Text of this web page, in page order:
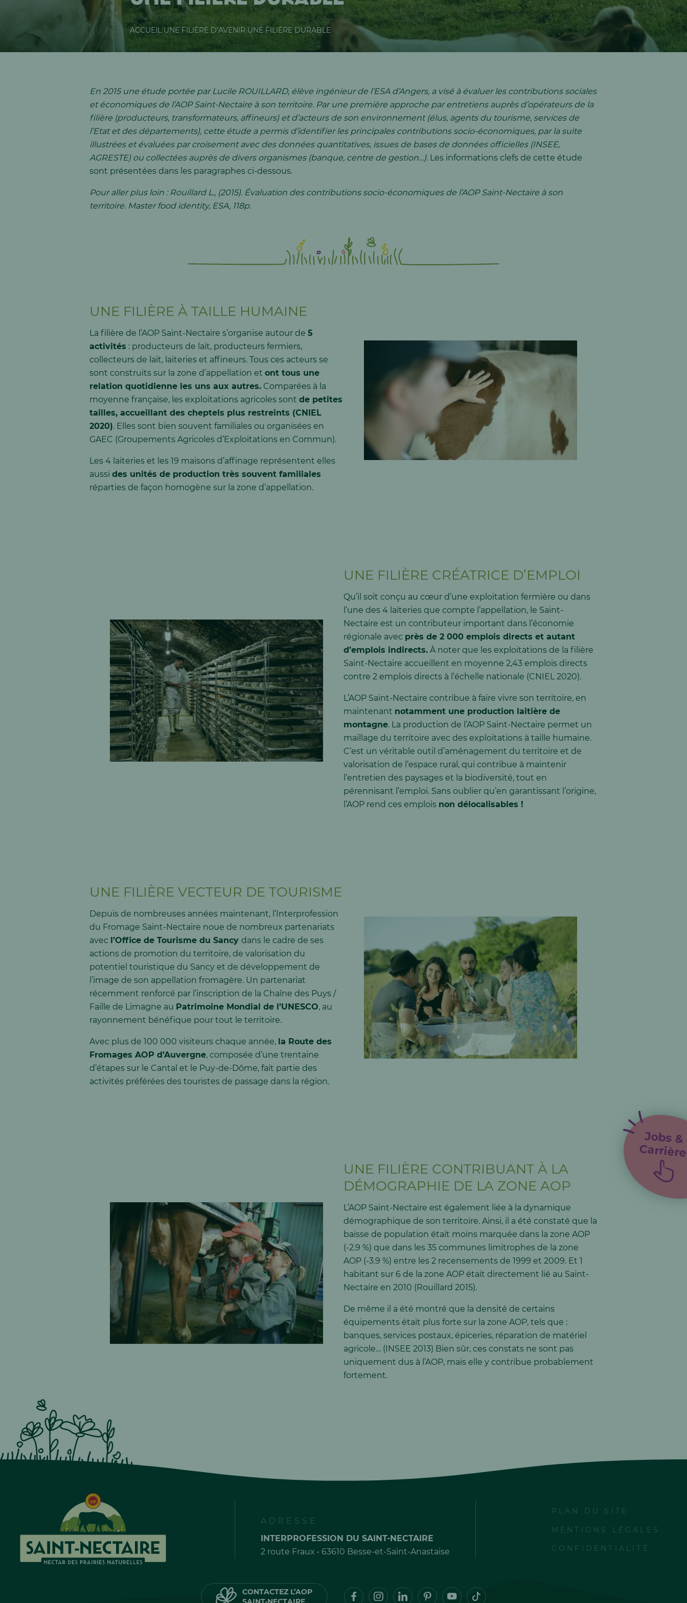
ACCUEIL|UNE FILIÈRE D’AVENIR| UNE FILIÈRE DURABLE
Jobs &
Carrière
En 2015 une étude portée par Lucile ROUILLARD, élève ingénieur de l’ESA d’Angers, a visé à évaluer les contributions sociales
et économiques de l’AOP Saint-Nectaire à son territoire. Par une première approche par entretiens auprès d’opérateurs de la
filière (producteurs, transformateurs, affineurs) et d’acteurs de son environnement (élus, agents du tourisme, services de
l’Etat et des départements), cette étude a permis d’identifier les principales contributions socio-économiques, par la suite
illustrées et évaluées par croisement avec des données quantitatives, issues de bases de données officielles (INSEE,
AGRESTE) ou collectées auprès de divers organismes (banque, centre de gestion…). Les informations clefs de cette étude
sont présentées dans les paragraphes ci-dessous.
Pour aller plus loin : Rouillard L., (2015). Évaluation des contributions socio-économiques de l’AOP Saint-Nectaire à son
territoire. Master food identity, ESA, 118p.
UNE FILIÈRE À TAILLE HUMAINE
La filière de l’AOP Saint-Nectaire s’organise autour de 5
activités : producteurs de lait, producteurs fermiers,
collecteurs de lait, laiteries et affineurs. Tous ces acteurs se
sont construits sur la zone d’appellation et ont tous une
relation quotidienne les uns aux autres. Comparées à la
moyenne française, les exploitations agricoles sont de petites
tailles, accueillant des cheptels plus restreints (CNIEL
2020). Elles sont bien souvent familiales ou organisées en
GAEC (Groupements Agricoles d’Exploitations en Commun).
Les 4 laiteries et les 19 maisons d’affinage représentent elles
aussi des unités de production très souvent familiales
réparties de façon homogène sur la zone d’appellation.
UNE FILIÈRE CRÉATRICE D’EMPLOI
Qu’il soit conçu au cœur d’une exploitation fermière ou dans
l’une des 4 laiteries que compte l’appellation, le Saint-
Nectaire est un contributeur important dans l’économie
régionale avec près de 2 000 emplois directs et autant
d’emplois indirects. À noter que les exploitations de la filière
Saint-Nectaire accueillent en moyenne 2,43 emplois directs
contre 2 emplois directs à l’échelle nationale (CNIEL 2020).
L’AOP Saint-Nectaire contribue à faire vivre son territoire, en
maintenant notamment une production laitière de
montagne. La production de l’AOP Saint-Nectaire permet un
maillage du territoire avec des exploitations à taille humaine.
C’est un véritable outil d’aménagement du territoire et de
valorisation de l’espace rural, qui contribue à maintenir
l’entretien des paysages et la biodiversité, tout en
pérennisant l’emploi. Sans oublier qu’en garantissant l’origine,
l’AOP rend ces emplois non délocalisables !
UNE FILIÈRE VECTEUR DE TOURISME
Depuis de nombreuses années maintenant, l’Interprofession
du Fromage Saint-Nectaire noue de nombreux partenariats
avec l’Office de Tourisme du Sancy dans le cadre de ses
actions de promotion du territoire, de valorisation du
potentiel touristique du Sancy et de développement de
l’image de son appellation fromagère. Un partenariat
récemment renforcé par l’inscription de la Chaîne des Puys /
Faille de Limagne au Patrimoine Mondial de l’UNESCO, au
rayonnement bénéfique pour tout le territoire.
Avec plus de 100 000 visiteurs chaque année, la Route des
Fromages AOP d’Auvergne, composée d’une trentaine
d’étapes sur le Cantal et le Puy-de-Dôme, fait partie des
activités préférées des touristes de passage dans la région.
UNE FILIÈRE CONTRIBUANT À LA
DÉMOGRAPHIE DE LA ZONE AOP
L’AOP Saint-Nectaire est également liée à la dynamique
démographique de son territoire. Ainsi, il a été constaté que la
baisse de population était moins marquée dans la zone AOP
(-2.9 %) que dans les 35 communes limitrophes de la zone
AOP (-3.9 %) entre les 2 recensements de 1999 et 2009. Et 1
habitant sur 6 de la zone AOP était directement lié au Saint-
Nectaire en 2010 (Rouillard 2015).
De même il a été montré que la densité de certains
équipements était plus forte sur la zone AOP, tels que :
banques, services postaux, épiceries, réparation de matériel
agricole… (INSEE 2013) Bien sûr, ces constats ne sont pas
uniquement dus à l’AOP, mais elle y contribue probablement
fortement.
ADRESSE
INTERPROFESSION DU SAINT-NECTAIRE
2 route Fraux • 63610 Besse-et-Saint-Anastaise
PLAN DU SITE
MENTIONS LÉGALES
CONFIDENTIALITÉ
CONTACTEZ L’AOP